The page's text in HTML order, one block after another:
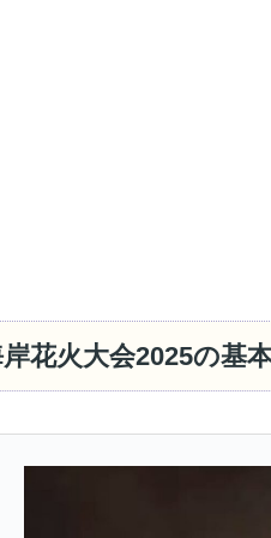
花火大会2025の基